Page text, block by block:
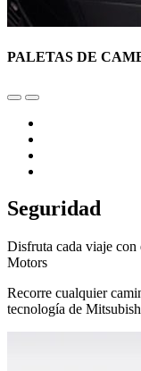
PALETAS DE
Seguridad
Disfruta cada viaje con
Motors
Recorre cualquier
tecnología de